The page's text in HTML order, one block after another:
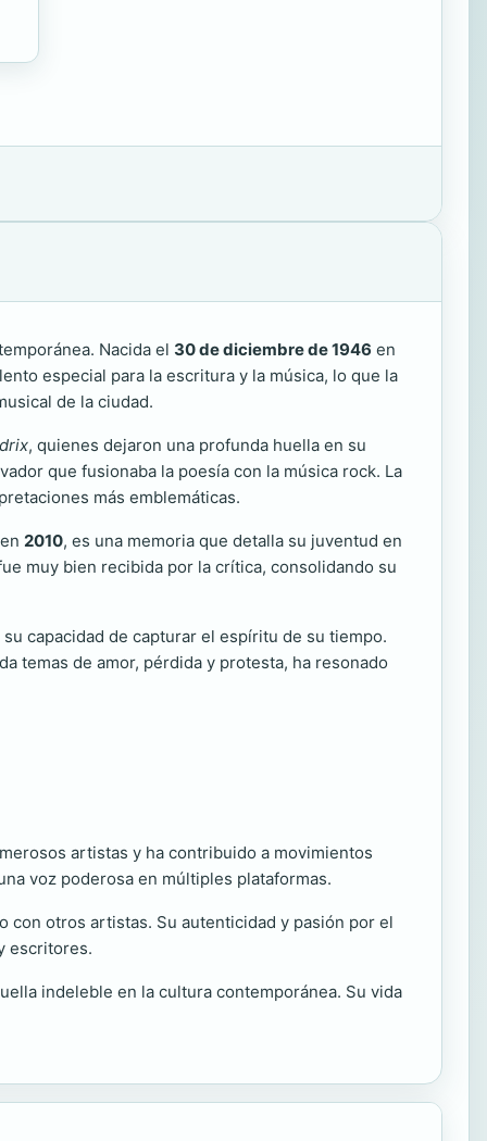
Nacida el 30 de diciembre de 1946 en
especial para la escritura y la música, lo que la
de la ciudad.
, quienes dejaron una profunda huella en su
que fusionaba la poesía con la música rock. La
más emblemáticas.
2010, es una memoria que detalla su juventud en
muy bien recibida por la crítica, consolidando su
capacidad de capturar el espíritu de su tiempo.
temas de amor, pérdida y protesta, ha resonado
artistas y ha contribuido a movimientos
voz poderosa en múltiples plataformas.
con otros artistas. Su autenticidad y pasión por el
escritores.
indeleble en la cultura contemporánea. Su vida